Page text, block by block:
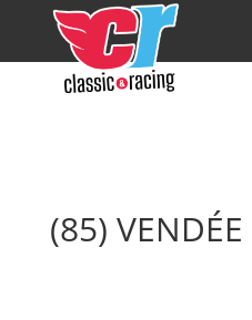
(85) VENDÉE